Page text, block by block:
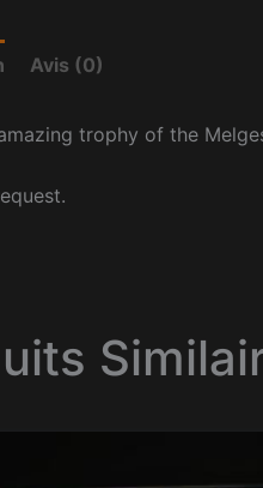
Avis (0)
trophy of the